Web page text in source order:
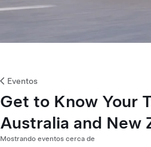
Eventos
Get to Know Your
Australia and New
Mostrando eventos cerca de